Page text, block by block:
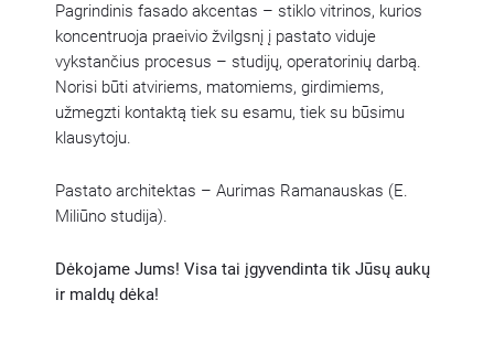
Pagrindinis fasado akcentas – stiklo vitrinos, kurios
koncentruoja praeivio žvilgsnį į pastato viduje
vykstančius procesus – studijų, operatorinių darbą.
Norisi būti atviriems, matomiems, girdimiems,
užmegzti kontaktą tiek su esamu, tiek su būsimu
klausytoju.
Pastato architektas – Aurimas Ramanauskas (E.
Miliūno studija).
Dėkojame Jums! Visa tai įgyvendinta tik Jūsų aukų
ir maldų dėka!